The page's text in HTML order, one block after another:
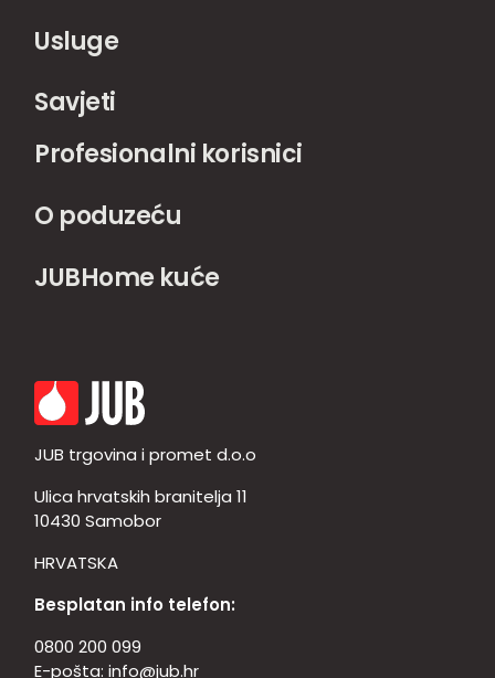
Usluge
Savjeti
Profesionalni korisnici
O poduzeću
JUBHome kuće
JUB trgovina i promet d.o.o
Ulica hrvatskih branitelja 11
10430 Samobor
HRVATSKA
Besplatan info telefon:
0800 200 099
E-pošta: info@jub.hr